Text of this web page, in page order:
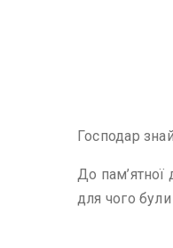
Господар
До пам’ятної
для чого